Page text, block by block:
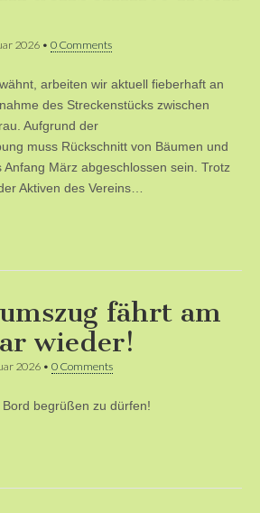
2026 • 0 Comments
arbeiten wir aktuell fieberhaft an
des Streckenstücks zwischen
Aufgrund der
muss Rückschnitt von Bäumen und
März abgeschlossen sein. Trotz
Aktiven des Vereins…
fährt am
wieder!
2026 • 0 Comments
begrüßen zu dürfen!